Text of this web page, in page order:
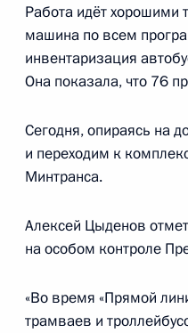
8 июля, среда
Российско-
3 июля, пятница
Заседание Совета
Морского Флота
Работа идёт хорошими
машина по всем
инвентаризация
Она показала, что 76
Сегодня, опираясь на
и переходим к
Минтранса.
Алексей Цыденов
на особом контроле
«Во время «Прямой
трамваев и